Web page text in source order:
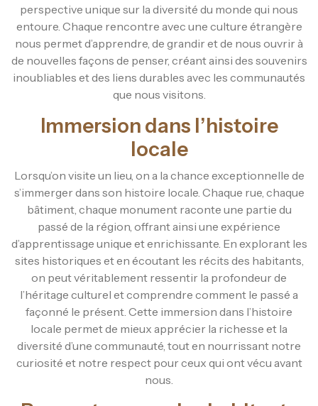
perspective unique sur la diversité du monde qui nous
entoure. Chaque rencontre avec une culture étrangère
nous permet d’apprendre, de grandir et de nous ouvrir à
de nouvelles façons de penser, créant ainsi des souvenirs
inoubliables et des liens durables avec les communautés
que nous visitons.
Immersion dans l’histoire
locale
Lorsqu’on visite un lieu, on a la chance exceptionnelle de
s’immerger dans son histoire locale. Chaque rue, chaque
bâtiment, chaque monument raconte une partie du
passé de la région, offrant ainsi une expérience
d’apprentissage unique et enrichissante. En explorant les
sites historiques et en écoutant les récits des habitants,
on peut véritablement ressentir la profondeur de
l’héritage culturel et comprendre comment le passé a
façonné le présent. Cette immersion dans l’histoire
locale permet de mieux apprécier la richesse et la
diversité d’une communauté, tout en nourrissant notre
curiosité et notre respect pour ceux qui ont vécu avant
nous.